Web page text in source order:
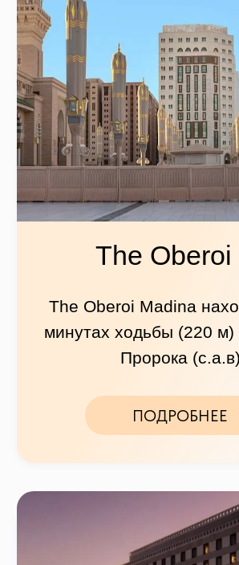
Madinah Hilton 5*
минутах ходьбы (260 м) от мечети
ПОДРОБНЕЕ
Лучшие отели для самостоятельной
мечети Пророка (с.а.в)
Отели для Умры в Медине